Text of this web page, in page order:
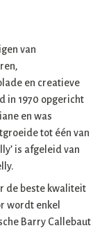
van
en creatieve
in 1970 opgericht
en was
tot één van
is afgeleid van
de beste kwaliteit
wordt enkel
Barry Callebaut